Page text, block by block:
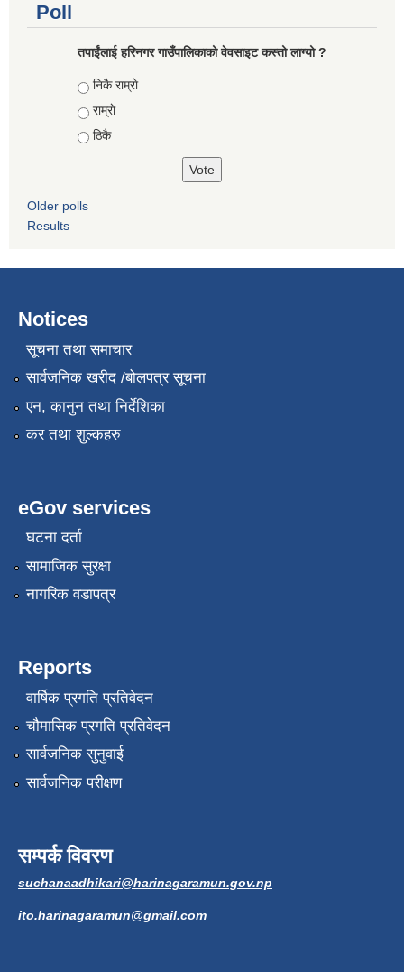
Poll
तपाईंलाई हरिनगर गाउँपालिकाको वेवसाइट कस्तो लाग्यो ?
Choices
निकै राम्राे
राम्राे
ठिकै
Older polls
Results
Notices
सूचना तथा समाचार
सार्वजनिक खरीद /बोलपत्र सूचना
एन, कानुन तथा निर्देशिका
कर तथा शुल्कहरु
eGov services
घटना दर्ता
सामाजिक सुरक्षा
नागरिक वडापत्र
Reports
वार्षिक प्रगति प्रतिवेदन
चौमासिक प्रगति प्रतिवेदन
सार्वजनिक सुनुवाई
सार्वजनिक परीक्षण
सम्पर्क विवरण
suchanaadhikari@harinagaramun.gov.np
ito.harinagaramun@gmail.com